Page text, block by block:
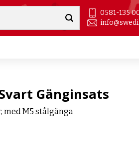
0581-135
Gänginsats
med M5 stålgänga